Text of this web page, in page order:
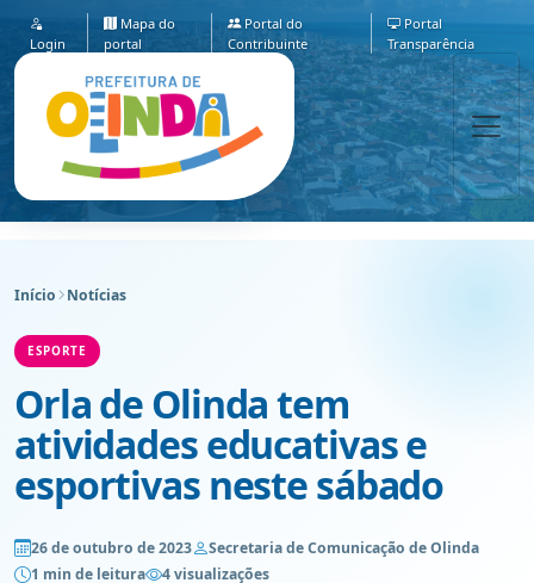
Login
Mapa do
portal
Portal do
Contribuinte
Portal
Transparência
Início Notícias
ESPORTE
Orla de Olinda tem
atividades educativas e
esportivas neste sábado
26 de outubro de 2023
Secretaria de Comunicação de Olinda
1 min de leitura
4 visualizações